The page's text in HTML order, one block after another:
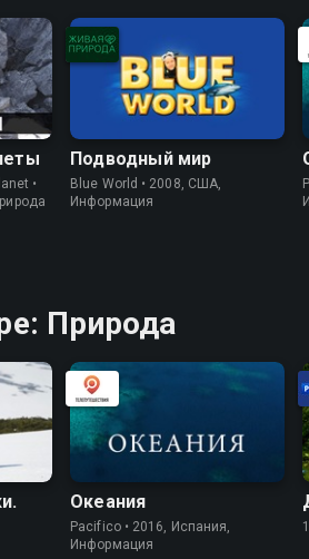
•
Подводный мир
Blue World • 2008, США,
Информация
Природа
Океания
Pacifico • 2016, Испания,
Информация